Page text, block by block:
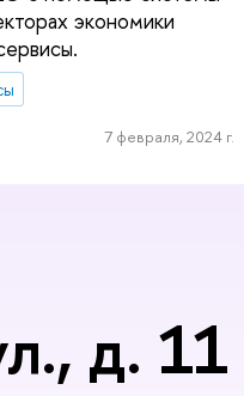
экономики
7 февраля, 2024 г.
д. 11